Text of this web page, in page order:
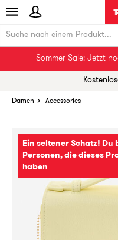
Sommer Sale: Jetzt
Damen Accessories
Ein seltener Schatz! Du
Personen, die dieses
haben